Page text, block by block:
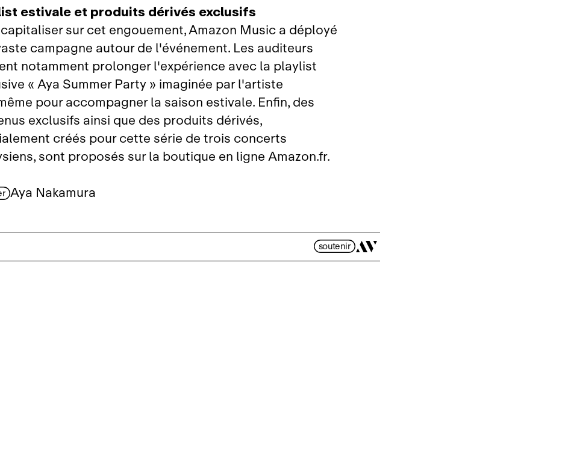
estivale et produits dérivés exclusifs
sur cet engouement, Amazon Music a déployé
campagne autour de l'événement. Les auditeurs
notamment prolonger l'expérience avec la playlist
« Aya Summer Party » imaginée par l'artiste
pour accompagner la saison estivale. Enfin, des
exclusifs ainsi que des produits dérivés,
créés pour cette série de trois concerts
sont proposés sur la boutique en ligne Amazon.fr.
Aya Nakamura
soutenir